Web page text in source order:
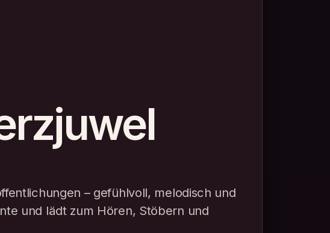
– gefühlvoll, melodisch und
und lädt zum Hören, Stöbern und